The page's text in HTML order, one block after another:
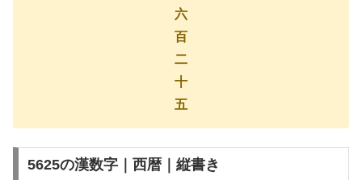
六
百
二
十
五
5625の漢数字｜西暦｜縦書き